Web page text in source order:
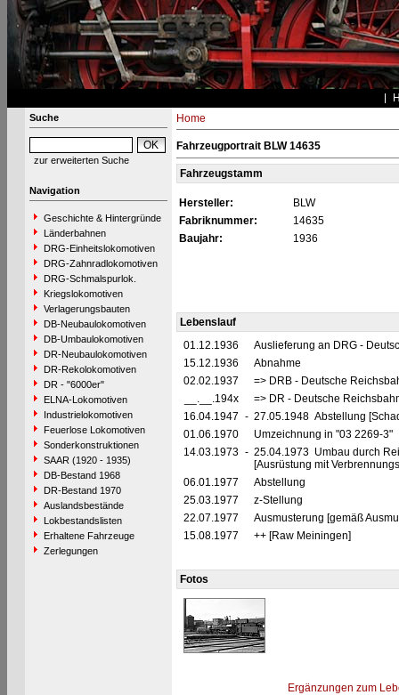
Suche
zur erweiterten Suche
Navigation
Geschichte & Hintergründe
Länderbahnen
DRG-Einheitslokomotiven
DRG-Zahnradlokomotiven
DRG-Schmalspurlok.
Kriegslokomotiven
Verlagerungsbauten
DB-Neubaulokomotiven
DB-Umbaulokomotiven
DR-Neubaulokomotiven
DR-Rekolokomotiven
DR - "6000er"
ELNA-Lokomotiven
Industrielokomotiven
Feuerlose Lokomotiven
Sonderkonstruktionen
SAAR (1920 - 1935)
DB-Bestand 1968
DR-Bestand 1970
Auslandsbestände
Lokbestandslisten
Erhaltene Fahrzeuge
Zerlegungen
Home
Fahrzeugportrait BLW 14635
Fahrzeugstamm
Hersteller:
BLW
Fabriknummer:
14635
Baujahr:
1936
Lebenslauf
01.12.1936
Auslieferung an DRG -
15.12.1936
Abnahme
02.02.1937
=> DRB - Deutsche
__.__.194x
=> DR - Deutsche
16.04.1947 - 27.05.1948 Abstellung
01.06.1970
Umzeichnung in "03 2269-3"
14.03.1973 - 25.04.1973 Umbau durch
[Ausrüstung mit
06.01.1977
Abstellung
25.03.1977
z-Stellung
22.07.1977
Ausmusterung [gemäß
15.08.1977
++ [Raw Meiningen]
Fotos
Ergänzungen zum